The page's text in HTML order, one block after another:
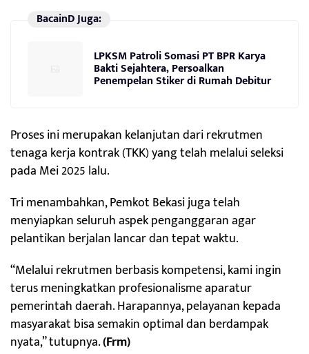
BacainD Juga:
LPKSM Patroli Somasi PT BPR Karya
Bakti Sejahtera, Persoalkan
Penempelan Stiker di Rumah Debitur
Proses ini merupakan kelanjutan dari rekrutmen
tenaga kerja kontrak (TKK) yang telah melalui seleksi
pada Mei 2025 lalu.
Tri menambahkan, Pemkot Bekasi juga telah
menyiapkan seluruh aspek penganggaran agar
pelantikan berjalan lancar dan tepat waktu.
“Melalui rekrutmen berbasis kompetensi, kami ingin
terus meningkatkan profesionalisme aparatur
pemerintah daerah. Harapannya, pelayanan kepada
masyarakat bisa semakin optimal dan berdampak
nyata,” tutupnya.(Frm)